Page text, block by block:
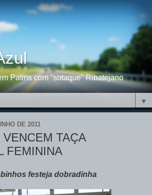
Patins com "sotaque" Ribatejano
▼
DE 2011
TAÇA
FEMININA
festeja dobradinha